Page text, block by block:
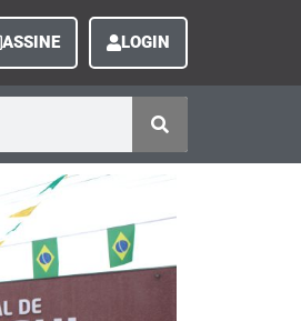
ASSINE LOGIN